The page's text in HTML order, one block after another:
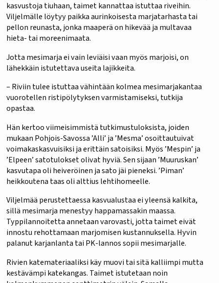
kasvustoja tiuhaan, taimet kannattaa istuttaa riveihin.
Viljelmälle löytyy paikka aurinkoisesta marjatarhasta tai
pellon reunasta, jonka maaperä on hikevää ja multavaa
hieta- tai moreenimaata.
Jotta mesimarja ei vain leviäisi vaan myös marjoisi, on
lähekkäin istutettava useita lajikkeita.
– Riviin tulee istuttaa vähintään kolmea mesimarjakantaa
vuorotellen ristipölytyksen varmistamiseksi, tutkija
opastaa.
Hän kertoo viimeisimmistä tutkimustuloksista, joiden
mukaan Pohjois-Savossa ’Alli’ ja ’Mesma’ osoittautuivat
voimakaskasvuisiksi ja erittäin satoisiksi. Myös ’Mespin’ ja
’Elpeen’ satotulokset olivat hyviä. Sen sijaan ’Muuruskan’
kasvutapa oli heiveröinen ja sato jäi pieneksi. ’Piman’
heikkoutena taas oli alttius lehtihomeelle.
Viljelmää perustettaessa kasvualustaa ei yleensä kalkita,
sillä mesimarja menestyy happamassakin maassa.
Typpilannoitetta annetaan varovasti, jotta taimet eivät
innostu rehottamaan marjomisen kustannuksella. Hyvin
palanut karjanlanta tai PK-lannos sopii mesimarjalle.
Rivien katemateriaaliksi käy muovi tai sitä kalliimpi mutta
kestävämpi katekangas. Taimet istutetaan noin